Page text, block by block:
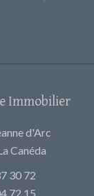
Immobilier
d'Arc
Canéda
30 72
72 15